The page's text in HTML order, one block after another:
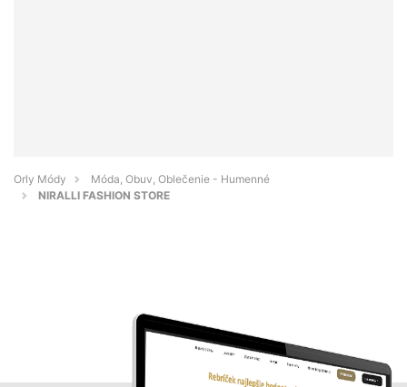
Orly Módy
Móda, Obuv, Oblečenie - Humenné
NIRALLI FASHION STORE